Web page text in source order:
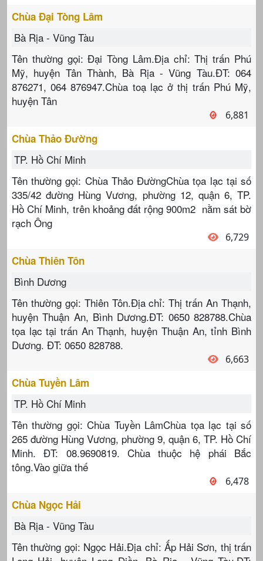
Chùa Đại Tòng Lâm
Bà Rịa - Vũng Tàu
Tên thường gọi: Đại Tòng Lâm.Địa chỉ: Thị trấn Phú
Mỹ, huyện Tân Thành, Bà Rịa - Vũng Tàu.ĐT: 064
876271, 064 876947.Chùa toạ lạc ở thị trấn Phú Mỹ,
huyện Tân
6,881
Chùa Thảo Đường
TP. Hồ Chí Minh
Tên thường gọi: Chùa Thảo ĐườngChùa tọa lạc tại số
335/42 đường Hùng Vương, phường 12, quận 6, TP.
Hồ Chí Minh, trên khoảng đất rộng 900m2 nằm sát bờ
rạch Ông
6,729
Chùa Thiên Tôn
Bình Dương
Tên thường gọi: Thiên Tôn.Địa chỉ: Thị trấn An Thạnh,
huyện Thuận An, Bình Dương.ĐT: 0650 828788.Chùa
tọa lạc tại trấn An Thạnh, huyện Thuận An, tỉnh Bình
Dương. ĐT: 0650 828788.
6,663
Chùa Tuyền Lâm
TP. Hồ Chí Minh
Tên thường gọi: Chùa Tuyền LâmChùa tọa lạc tại số
265 đường Hùng Vương, phường 9, quận 6, TP. Hồ Chí
Minh. ĐT: 08.9690819. Chùa thuộc hệ phái Bắc
tông.Vào giữa thế
6,478
Chùa Ngọc Hải
Bà Rịa - Vũng Tàu
Tên thường gọi: Ngọc Hải.Địa chỉ: Ấp Hải Sơn, thị trấn